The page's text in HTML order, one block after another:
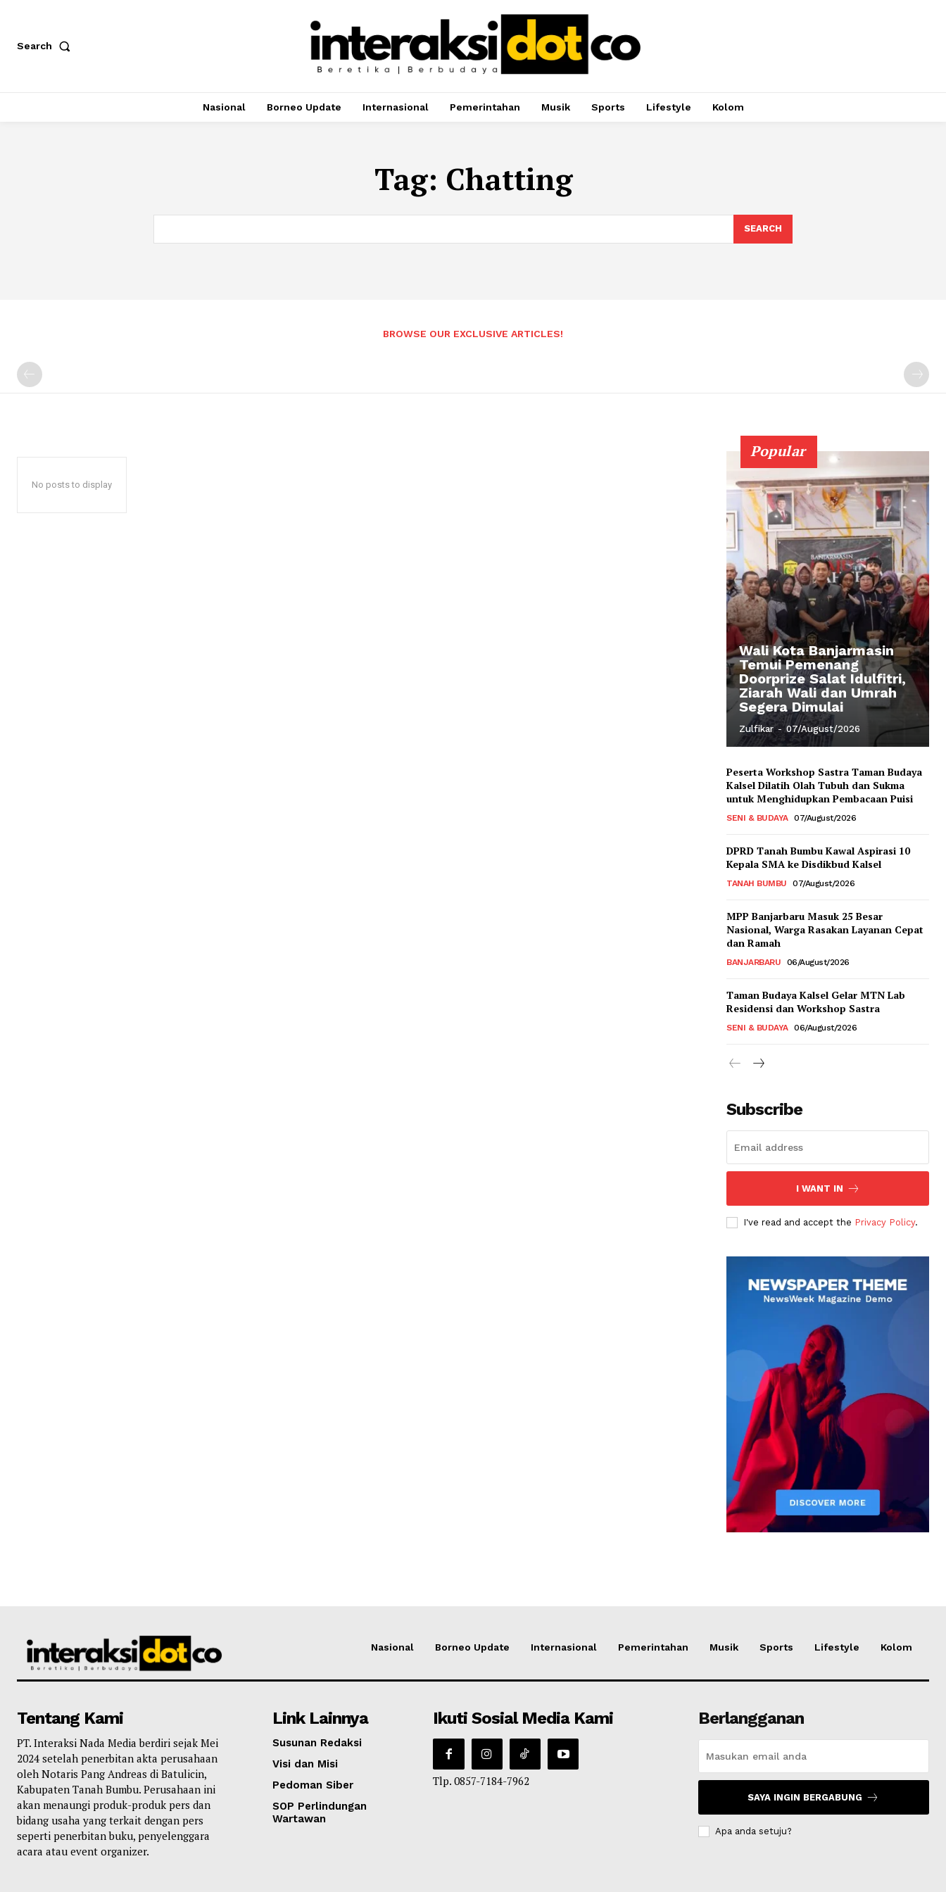
Search
Nasional Borneo Update Internasional Pemerintahan Musik Sports Lifestyle Kolom
Tag: Chatting
SEARCH
BROWSE OUR EXCLUSIVE ARTICLES!
No posts to display
Popular
Wali Kota Banjarmasin
Temui Pemenang
Doorprize Salat Idulfitri,
Ziarah Wali dan Umrah
Segera Dimulai
Zulfikar - 07/August/2026
Peserta Workshop Sastra Taman Budaya
Kalsel Dilatih Olah Tubuh dan Sukma
untuk Menghidupkan Pembacaan Puisi
SENI & BUDAYA 07/August/2026
DPRD Tanah Bumbu Kawal Aspirasi 10
Kepala SMA ke Disdikbud Kalsel
TANAH BUMBU 07/August/2026
MPP Banjarbaru Masuk 25 Besar
Nasional, Warga Rasakan Layanan Cepat
dan Ramah
BANJARBARU 06/August/2026
Taman Budaya Kalsel Gelar MTN Lab
Residensi dan Workshop Sastra
SENI & BUDAYA 06/August/2026
Subscribe
I WANT IN
I've read and accept the Privacy Policy.
Nasional Borneo Update Internasional Pemerintahan Musik Sports Lifestyle Kolom
Tentang Kami
PT. Interaksi Nada Media berdiri sejak Mei
2024 setelah penerbitan akta perusahaan
oleh Notaris Pang Andreas di Batulicin,
Kabupaten Tanah Bumbu. Perusahaan ini
akan menaungi produk-produk pers dan
bidang usaha yang terkait dengan pers
seperti penerbitan buku, penyelenggara
acara atau event organizer.
Link Lainnya
Susunan Redaksi
Visi dan Misi
Pedoman Siber
SOP Perlindungan
Wartawan
Ikuti Sosial Media Kami
Tlp. 0857-7184-7962
Berlangganan
SAYA INGIN BERGABUNG
Apa anda setuju?